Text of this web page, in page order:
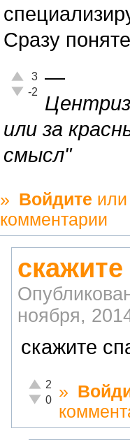
Сразу
Отлично!
3
Неадекватно!
-2
—
или за
смысл"
» Войдите
комментарии
ноября,
скажите
Отлично!
2
Неадекватно!
0 »